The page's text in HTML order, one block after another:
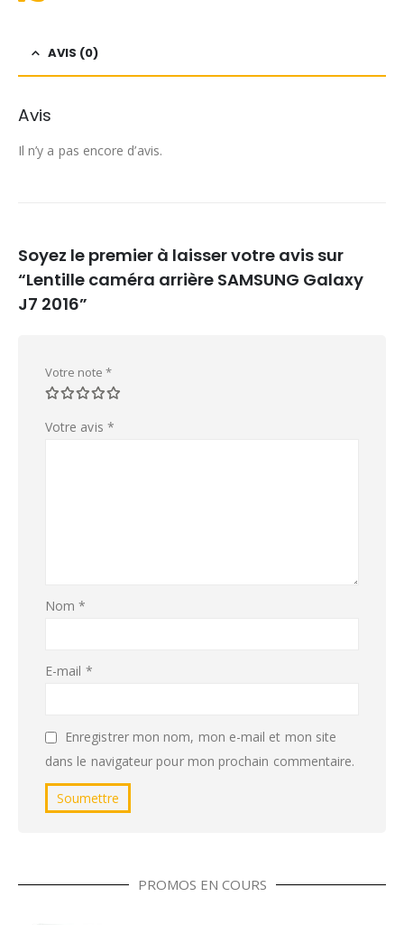
AVIS (0)
Avis
Il n’y a pas encore d’avis.
Soyez le premier à laisser votre avis sur
“Lentille caméra arrière SAMSUNG Galaxy
J7 2016”
Votre note *
Votre avis *
Nom*
E-mail *
Enregistrer mon nom, mon e-mail et mon site
dans le navigateur pour mon prochain commentaire.
PROMOS EN COURS